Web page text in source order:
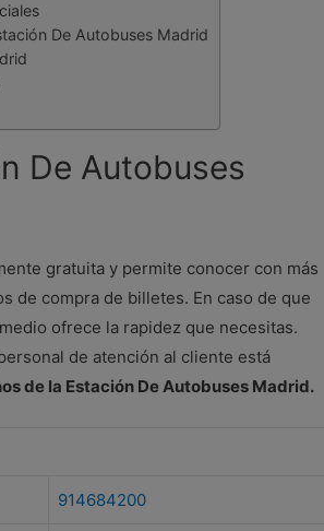
De Autobuses Madrid
De Autobuses
gratuita y permite conocer con más
de compra de billetes. En caso de que
ofrece la rapidez que necesitas.
de atención al cliente está
de la Estación De Autobuses Madrid.
914684200